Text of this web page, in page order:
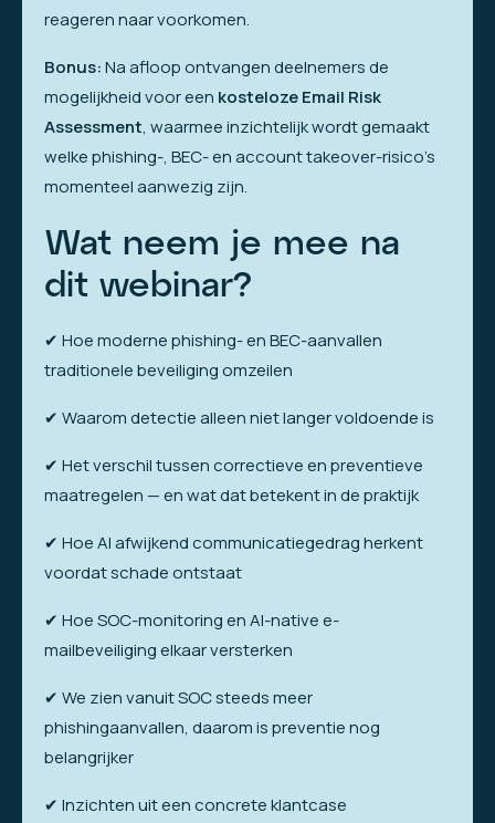
reageren naar voorkomen.
Bonus:Na afloop ontvangen deelnemers de
mogelijkheid voor een kosteloze Email Risk
Assessment, waarmee inzichtelijk wordt gemaakt
welke phishing-, BEC- en account takeover-risico’s
momenteel aanwezig zijn.
Wat neem je mee na
dit webinar?
✔ Hoe moderne phishing- en BEC-aanvallen
traditionele beveiliging omzeilen
✔ Waarom detectie alleen niet langer voldoende is
✔ Het verschil tussen correctieve en preventieve
maatregelen — en wat dat betekent in de praktijk
✔ Hoe AI afwijkend communicatiegedrag herkent
voordat schade ontstaat
✔ Hoe SOC-monitoring en AI-native e-
mailbeveiliging elkaar versterken
✔ We zien vanuit SOC steeds meer
phishingaanvallen, daarom is preventie nog
belangrijker
✔ Inzichten uit een concrete klantcase